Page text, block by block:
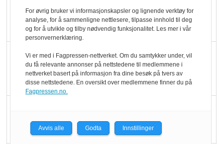
yoghurt: Trues av
melkemangel
Marit Kolby vant
Økologisk Norge sin
hederspris
økologisk i butikkhylla
For øvrig bruker vi informasjonskapsler og lignende verktøy for
analyse, for å sammenligne nettlesere, tilpasse innhold til deg
og for å utvikle og tilby nødvendig funksjonalitet. Les mer i vår
personvernerklæring.
Vi er med i Fagpressen-nettverket. Om du samtykker under, vil
du få relevante annonser på nettstedene til medlemmene i
nettverket basert på informasjon fra dine besøk på tvers av
disse nettstedene. En oversikt over medlemmene finner du på
Fagpressen.no.
Avvis alle Godta Innstillinger